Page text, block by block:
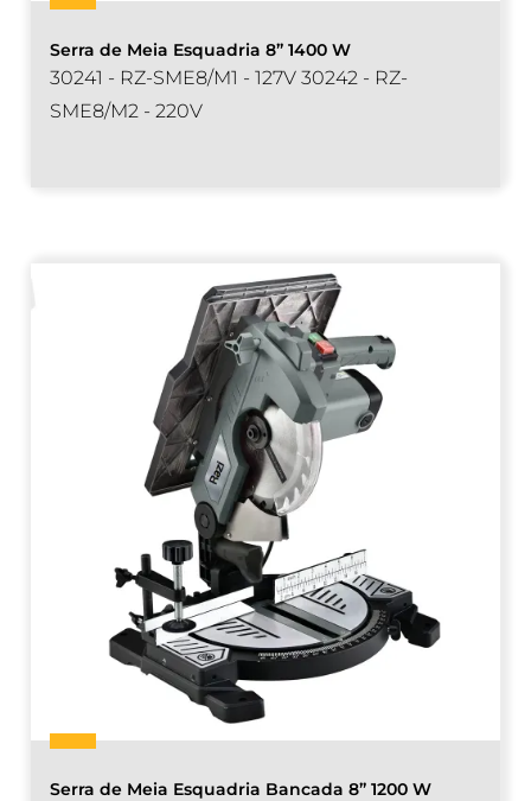
Serra de Meia Esquadria 8” 1400 W
30241 - RZ-SME8/M1 - 127V 30242 - RZ-
SME8/M2 - 220V
Serra de Meia Esquadria Bancada 8” 1200 W